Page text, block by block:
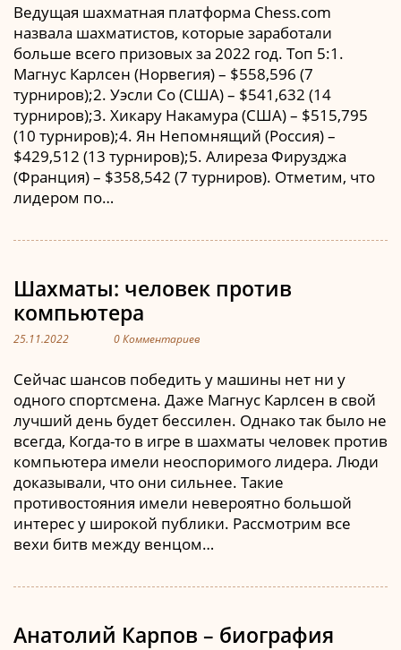
Ведущая шахматная платформа Chess.com
назвала шахматистов, которые заработали
больше всего призовых за 2022 год. Топ 5:1.
Магнус Карлсен (Норвегия) – $558,596 (7
турниров);2. Уэсли Со (США) – $541,632 (14
турниров);3. Хикару Накамура (США) – $515,795
(10 турниров);4. Ян Непомнящий (Россия) –
$429,512 (13 турниров);5. Алиреза Фирузджа
(Франция) – $358,542 (7 турниров). Отметим, что
лидером по…
Шахматы: человек против
компьютера
25.11.2022 0 Комментариев
Сейчас шансов победить у машины нет ни у
одного спортсмена. Даже Магнус Карлсен в свой
лучший день будет бессилен. Однако так было не
всегда, Когда-то в игре в шахматы человек против
компьютера имели неоспоримого лидера. Люди
доказывали, что они сильнее. Такие
противостояния имели невероятно большой
интерес у широкой публики. Рассмотрим все
вехи битв между венцом…
Анатолий Карпов – биография